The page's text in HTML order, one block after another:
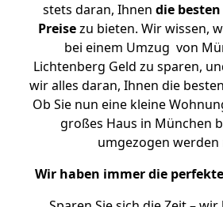
stets daran, Ihnen die
Preisezu bieten. Wir wissen,
bei einem Umzug von
Lichtenberg Geld zu sparen,
wir alles daran, Ihnen die
Ob Sie nun eine kleine
großes Haus in München
umgezogen werden
Wir haben immer die